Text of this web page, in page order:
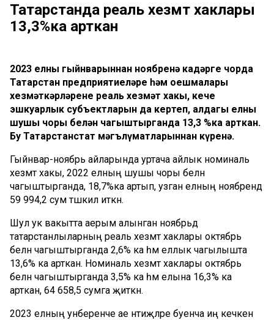
Татарстанда реаль хезмәт хаклары
13,3%ка арткан
2023 елның гыйнварыннан ноябренә кадәрге чорда
Татарстан предприятиеләре һәм оешмалары
хезмәткәрләренең реаль хезмәт хакы, кече
эшкуарлык субъектларын да кертеп, алдагы елның
шушы чоры белән чагыштырганда 13,3 %ка арткан.
Бу Татарстанстат мәгълүматларыннан күренә.
Гыйнвар-ноябрь айларында уртача айлык номиналь
хезмәт хакы, 2022 елның шушы чоры белән
чагыштырганда, 18,7%ка артып, узган елның ноябрендә
59 994,2 сум тәшкил иткән.
Шул ук вакытта аерым алынган ноябрьдә
татарстанлыларның реаль хезмәт хаклары октябрь
белән чагыштырганда 2,6% ка һәм еллык чагылышта
13,6% ка арткан. Номиналь хезмәт хаклары октябрь
белән чагыштырганда 3,5% ка һәм елына 16,3% ка
арткан, 64 658,5 сумга җиткән.
2023 елның унберенче ае нәтиҗәләре буенча иң кечкенә